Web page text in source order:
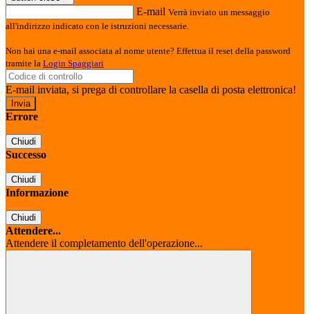
E-mail Verrà inviato un messaggio
all'indirizzo indicato con le istruzioni necessarie.
Non hai una e-mail associata al nome utente? Effettua il reset della password
tramite la Login Spaggiari
E-mail inviata, si prega di controllare la casella di posta elettronica!
Errore
Chiudi
Successo
Chiudi
Informazione
Chiudi
Attendere...
Attendere il completamento dell'operazione...